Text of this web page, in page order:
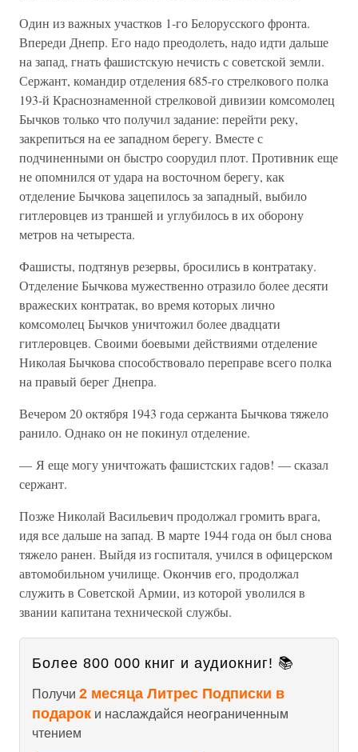
Один из важных участков 1-го Белорусского фронта.
Впереди Днепр. Его надо преодолеть, надо идти дальше
на запад, гнать фашистскую нечисть с советской земли.
Сержант, командир отделения 685-го стрелкового полка
193-й Краснознаменной стрелковой дивизии комсомолец
Бычков только что получил задание: перейти реку,
закрепиться на ее западном берегу. Вместе с
подчиненными он быстро соорудил плот. Противник еще
не опомнился от удара на восточном берегу, как
отделение Бычкова зацепилось за западный, выбило
гитлеровцев из траншей и углубилось в их оборону
метров на четыреста.
Фашисты, подтянув резервы, бросились в контратаку.
Отделение Бычкова мужественно отразило более десяти
вражеских контратак, во время которых лично
комсомолец Бычков уничтожил более двадцати
гитлеровцев. Своими боевыми действиями отделение
Николая Бычкова способствовало переправе всего полка
на правый берег Днепра.
Вечером 20 октября 1943 года сержанта Бычкова тяжело
ранило. Однако он не покинул отделение.
— Я еще могу уничтожать фашистских гадов! — сказал
сержант.
Позже Николай Васильевич продолжал громить врага,
идя все дальше на запад. В марте 1944 года он был снова
тяжело ранен. Выйдя из госпиталя, учился в офицерском
автомобильном училище. Окончив его, продолжал
служить в Советской Армии, из которой уволился в
звании капитана технической службы.
Более 800 000 книг и аудиокниг! 📚
Получи 2 месяца Литрес Подписки в
подарок и наслаждайся неограниченным
чтением